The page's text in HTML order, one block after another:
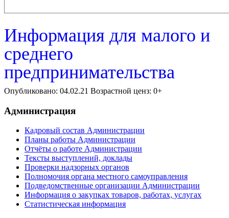
Информация для малого и
среднего
предпринимательства
Опубликовано: 04.02.21 Возрастной ценз: 0+
Администрация
Кадровый состав Администрации
Планы работы Администрации
Отчёты о работе Администрации
Тексты выступлений, доклады
Проверки надзорных органов
Полномочия органа местного самоуправления
Подведомственные организации Администрации
Информация о закупках товаров, работах, услугах
Статистическая информация